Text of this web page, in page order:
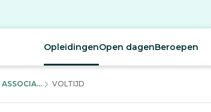
OpleidingenOpen dagenBeroepen
VOLTIJD